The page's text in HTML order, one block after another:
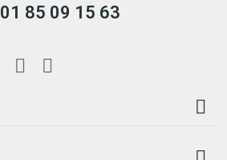
01 85 09 15 63
